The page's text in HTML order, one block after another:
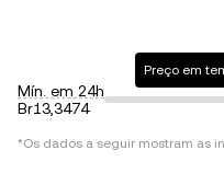
Mín. em 24h
Br13,3474
Preço em
*Os dados a seguir mostram as